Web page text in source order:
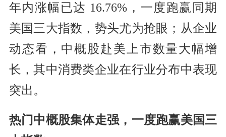
年内涨幅已达 16.76%，一度跑赢同期
美国三大指数，势头尤为抢眼；从企业
动态看，中概股赴美上市数量大幅增
长，其中消费类企业在行业分布中表现
突出。
热门中概股集体走强，一度跑赢美国三